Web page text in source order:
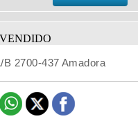
2700-437 Amadora